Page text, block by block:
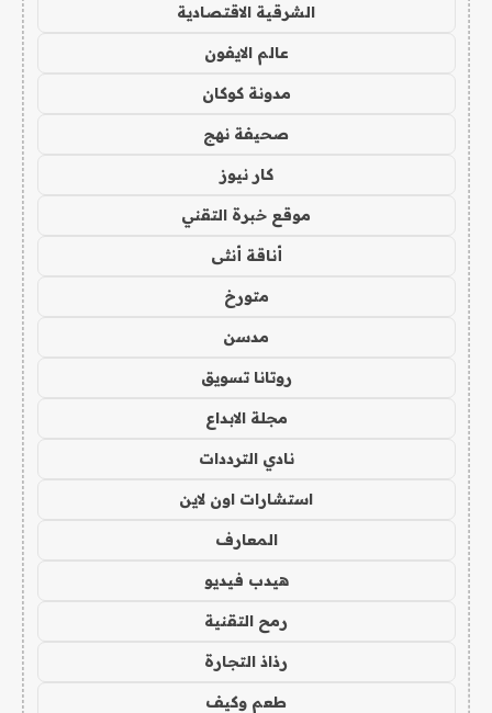
الشرقية الاقتصادية
عالم الايفون
مدونة كوكان
صحيفة نهج
كار نيوز
موقع خبرة التقني
أناقة أنثى
متورخ
مدسن
روتانا تسويق
مجلة الابداع
نادي الترددات
استشارات اون لاين
المعارف
هيدب فيديو
رمح التقنية
رذاذ التجارة
طعم وكيف